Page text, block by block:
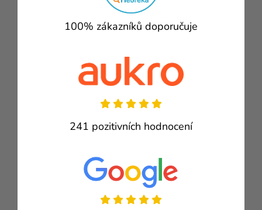
100% zákazníků doporučuje
241 pozitivních hodnocení